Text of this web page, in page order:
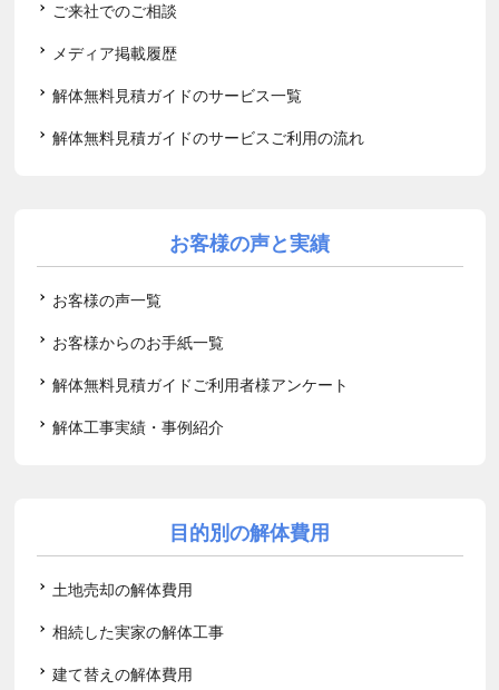
ご来社でのご相談
メディア掲載履歴
解体無料見積ガイドのサービス一覧
解体無料見積ガイドのサービスご利用の流れ
お客様の声と実績
お客様の声一覧
お客様からのお手紙一覧
解体無料見積ガイドご利用者様アンケート
解体工事実績・事例紹介
目的別の解体費用
土地売却の解体費用
相続した実家の解体工事
建て替えの解体費用